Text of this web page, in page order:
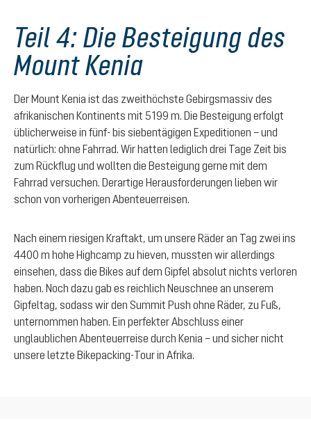
Teil 4: Die Besteigung des
Mount Kenia
Der Mount Kenia ist das zweithöchste Gebirgsmassiv des
afrikanischen Kontinents mit 5199 m. Die Besteigung erfolgt
üblicherweise in fünf- bis siebentägigen Expeditionen – und
natürlich: ohne Fahrrad. Wir hatten lediglich drei Tage Zeit bis
zum Rückflug und wollten die Besteigung gerne mit dem
Fahrrad versuchen. Derartige Herausforderungen lieben wir
schon von vorherigen Abenteuerreisen.
Nach einem riesigen Kraftakt, um unsere Räder an Tag zwei ins
4400 m hohe Highcamp zu hieven, mussten wir allerdings
einsehen, dass die Bikes auf dem Gipfel absolut nichts verloren
haben. Noch dazu gab es reichlich Neuschnee an unserem
Gipfeltag, sodass wir den Summit Push ohne Räder, zu Fuß,
unternommen haben. Ein perfekter Abschluss einer
unglaublichen Abenteuerreise durch Kenia – und sicher nicht
unsere letzte Bikepacking-Tour in Afrika.